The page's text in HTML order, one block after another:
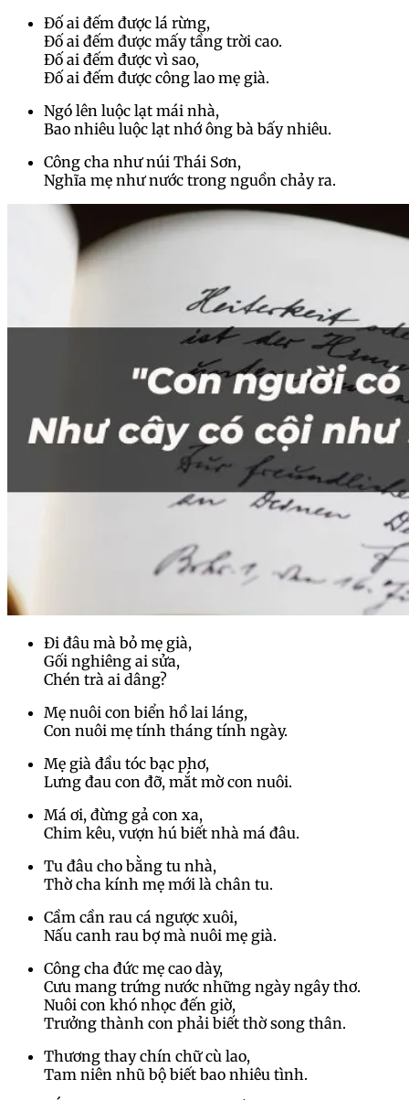
Đố ai đếm được lá rừng,
Đố ai đếm được mấy tầng trời cao.
Đố ai đếm được vì sao,
Đố ai đếm được công lao mẹ già.
Ngó lên luộc lạt mái nhà,
Bao nhiêu luộc lạt nhớ ông bà bấy nhiêu.
Công cha như núi Thái Sơn,
Nghĩa mẹ như nước trong nguồn chảy ra.
Đi đâu mà bỏ mẹ già,
Gối nghiêng ai sửa,
Chén trà ai dâng?
Mẹ nuôi con biển hồ lai láng,
Con nuôi mẹ tính tháng tính ngày.
Mẹ già đầu tóc bạc phơ,
Lưng đau con đỡ, mắt mờ con nuôi.
Má ơi, đừng gả con xa,
Chim kêu, vượn hú biết nhà má đâu.
Tu đâu cho bằng tu nhà,
Thờ cha kính mẹ mới là chân tu.
Cầm cần rau cá ngược xuôi,
Nấu canh rau bợ mà nuôi mẹ già.
Công cha đức mẹ cao dày,
Cưu mang trứng nước những ngày ngây thơ.
Nuôi con khó nhọc đến giờ,
Trưởng thành con phải biết thờ song thân.
Thương thay chín chữ cù lao,
Tam niên nhũ bộ biết bao nhiêu tình.